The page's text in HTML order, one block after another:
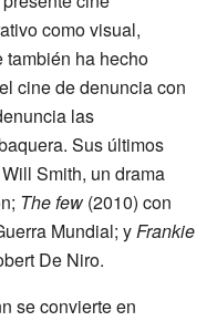
como visual,
también ha hecho
cine de denuncia con
las
Sus últimos
Smith, un drama
The few (2010) con
Mundial; yFrankie
De Niro.
se convierte en